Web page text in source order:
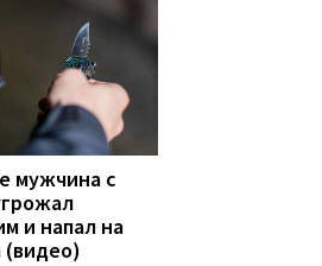
мужчина с
и напал на
(видео)